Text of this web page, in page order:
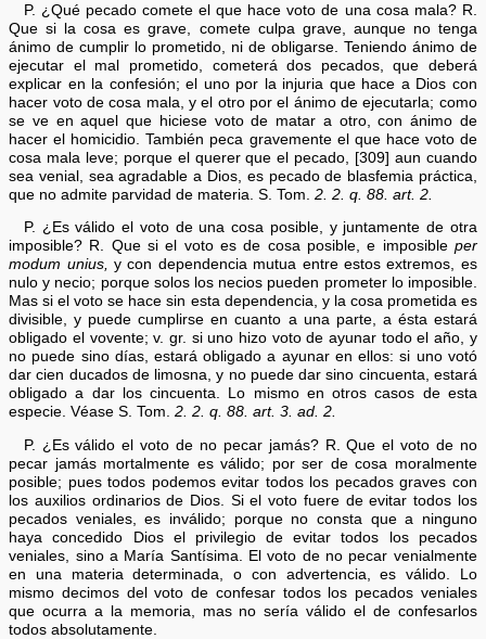
P. ¿Qué pecado comete el que hace voto de una cosa mala? R.
Que si la cosa es grave, comete culpa grave, aunque no tenga
ánimo de cumplir lo prometido, ni de obligarse. Teniendo ánimo de
ejecutar el mal prometido, cometerá dos pecados, que deberá
explicar en la confesión; el uno por la injuria que hace a Dios con
hacer voto de cosa mala, y el otro por el ánimo de ejecutarla; como
se ve en aquel que hiciese voto de matar a otro, con ánimo de
hacer el homicidio. También peca gravemente el que hace voto de
cosa mala leve; porque el querer que el pecado, [309] aun cuando
sea venial, sea agradable a Dios, es pecado de blasfemia práctica,
que no admite parvidad de materia. S. Tom.2. 2. q. 88. art. 2.
P. ¿Es válido el voto de una cosa posible, y juntamente de otra
imposible? R. Que si el voto es de cosa posible, e imposible per
modum unius, y con dependencia mutua entre estos extremos, es
nulo y necio; porque solos los necios pueden prometer lo imposible.
Mas si el voto se hace sin esta dependencia, y la cosa prometida es
divisible, y puede cumplirse en cuanto a una parte, a ésta estará
obligado el vovente; v. gr. si uno hizo voto de ayunar todo el año, y
no puede sino días, estará obligado a ayunar en ellos: si uno votó
dar cien ducados de limosna, y no puede dar sino cincuenta, estará
obligado a dar los cincuenta. Lo mismo en otros casos de esta
especie. Véase S. Tom.2. 2. q. 88. art. 3. ad. 2.
P. ¿Es válido el voto de no pecar jamás? R. Que el voto de no
pecar jamás mortalmente es válido; por ser de cosa moralmente
posible; pues todos podemos evitar todos los pecados graves con
los auxilios ordinarios de Dios. Si el voto fuere de evitar todos los
pecados veniales, es inválido; porque no consta que a ninguno
haya concedido Dios el privilegio de evitar todos los pecados
veniales, sino a María Santísima. El voto de no pecar venialmente
en una materia determinada, o con advertencia, es válido. Lo
mismo decimos del voto de confesar todos los pecados veniales
que ocurra a la memoria, mas no sería válido el de confesarlos
todos absolutamente.